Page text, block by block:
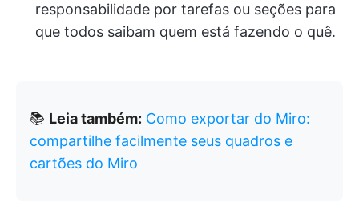
responsabilidade por tarefas ou seções para
que todos saibam quem está fazendo o quê.
📚 Leia também: Como exportar do Miro:
compartilhe facilmente seus quadros e
cartões do Miro